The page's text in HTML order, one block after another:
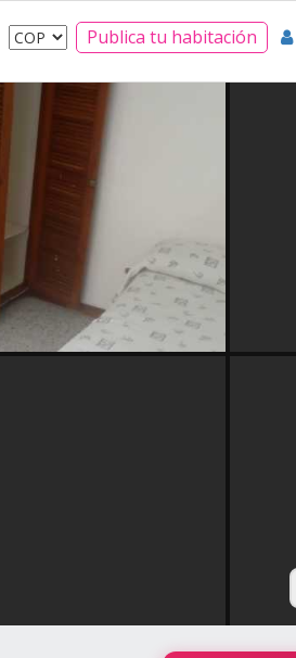
Publica tu habitación